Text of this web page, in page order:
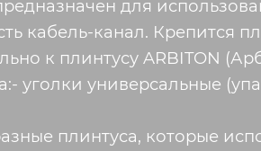
для
кабель-канал. Крепится
к плинтусу ARBITON
уголки универсальные
плинтуса, которые